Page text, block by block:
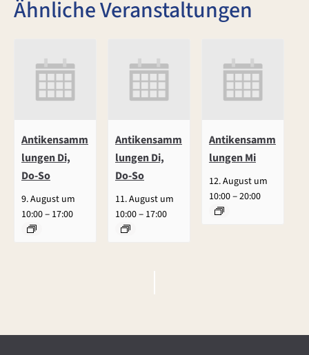
Ähnliche Veranstaltungen
Antikensamm
lungen Di,
Do-So
9. August um
10:00– 17:00
Antikensamm
lungen Di,
Do-So
11. August um
10:00– 17:00
Antikensamm
lungen Mi
12. August um
10:00–20:00
e